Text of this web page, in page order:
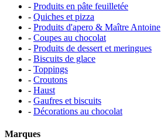
- Produits en pâte feuilletée
- Quiches et pizza
- Produits d'apero & Maître Antoine
- Coupes au chocolat
- Produits de dessert et meringues
- Biscuits de glace
- Toppings
- Croutons
- Haust
- Gaufres et biscuits
- Décorations au chocolat
Marques